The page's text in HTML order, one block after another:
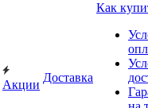
Акции
Доставка
Как